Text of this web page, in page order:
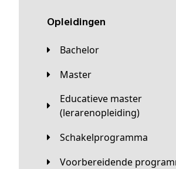
Opleidingen
Bachelor
Master
Educatieve master
(lerarenopleiding)
Schakelprogramma
Voorbereidende